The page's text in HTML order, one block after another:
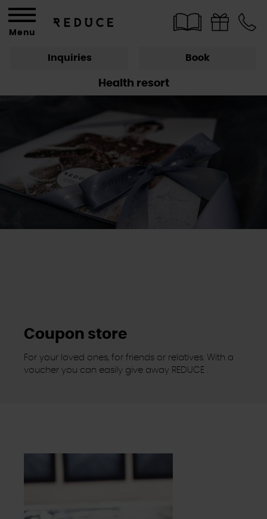
Coupon store
For your loved ones, for friends or relatives. With a
voucher you can easily give away REDUCE .
Health resort
Inquiries Book
Menu